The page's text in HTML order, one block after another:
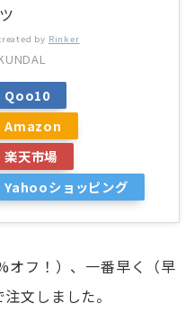
by Rinker
Qoo10
Amazon
楽天市場
Yahooショッピング
オフ！）、一番早く（早
文しました。